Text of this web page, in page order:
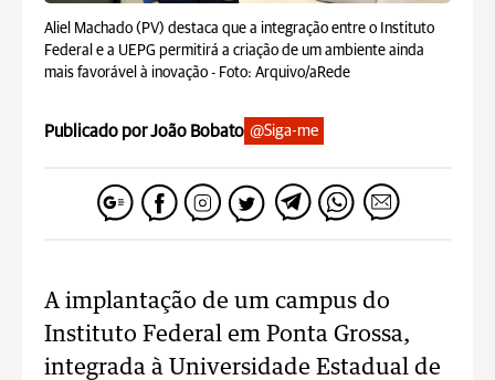
Aliel Machado (PV) destaca que a integração entre o Instituto
Federal e a UEPG permitirá a criação de um ambiente ainda
mais favorável à inovação - Foto: Arquivo/aRede
Publicado por João Bobato @Siga-me
A implantação de um campus do
Instituto Federal em Ponta Grossa,
integrada à Universidade Estadual de